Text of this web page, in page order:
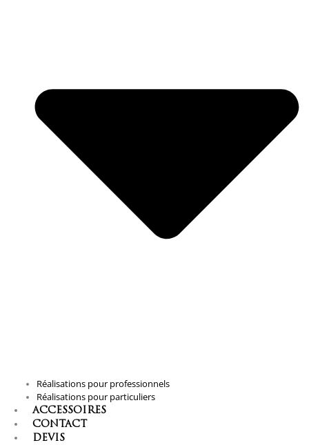
Réalisations pour professionnels
Réalisations pour particuliers
ACCESSOIRES
CONTACT
DEVIS